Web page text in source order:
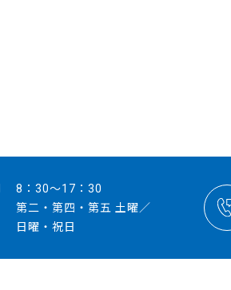
8：30～17：30
第二・第四・第五 土曜／
日曜・祝日